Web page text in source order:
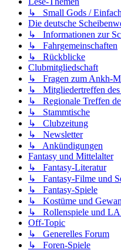
↳ Small Gods /
Die deutsche
↳ Informationen zur
↳ Fahrgemeinschaften
↳ Rückblicke
Clubmitgliedschaft
↳ Fragen zum Ankh-
↳ Mitgliedertreffen des
↳ Regionale Treffen
↳ Stammtische
↳ Clubzeitung
↳ Newsletter
↳ Ankündigungen
Fantasy und Mittelalter
↳ Fantasy-Literatur
↳ Fantasy-Filme und
↳ Fantasy-Spiele
↳ Kostüme und
↳ Rollenspiele und
Off-Topic
↳ Generelles Forum
↳ Foren-Spiele